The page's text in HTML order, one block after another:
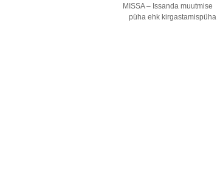
MISSA – Issanda muutmise
püha ehk kirgastamispüha